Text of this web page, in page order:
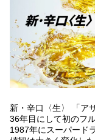
新・辛口〈生〉 「ア
36年目にして初のフ
1987年にスーパード